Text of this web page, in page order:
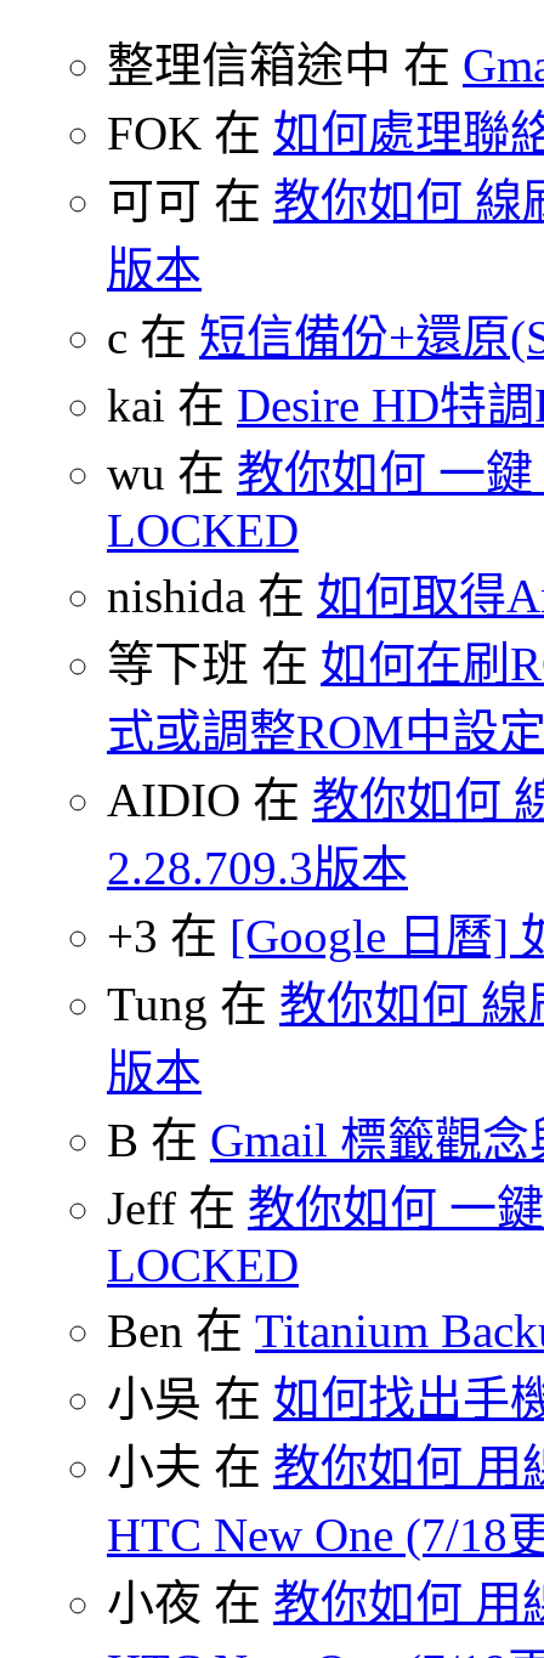
整理信箱途中 在
FOK 在 如何處理聯
可可 在 教你如何 線
版本
c 在 短信備份+還原
kai 在 Desire HD特
wu 在 教你如何 一
LOCKED
nishida 在 如何取得
等下班 在 如何在刷
式或調整ROM中設
AIDIO 在 教你如何
2.28.709.3版本
+3 在 [Google 日曆]
Tung 在 教你如何 線
版本
B 在 Gmail 標籤觀
Jeff 在 教你如何 一
LOCKED
Ben 在 Titanium
小吳 在 如何找出手
小夫 在 教你如何 用
HTC New One (7/18
小夜 在 教你如何 用